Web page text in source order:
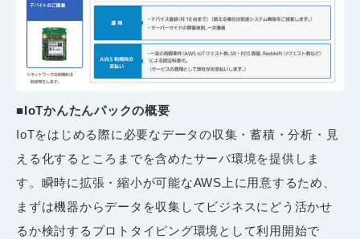
■IoTかんたんパックの概要
IoTをはじめる際に必要なデータの収集・蓄積・分析・見
える化するところまでを含めたサーバ環境を提供しま
す。瞬時に拡張・縮小が可能なAWS上に用意するため、
まずは機器からデータを収集してビジネスにどう活かせ
るか検討するプロトタイピング環境として利用開始で